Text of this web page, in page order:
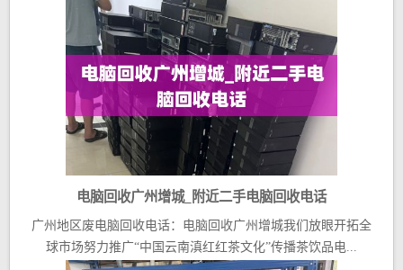
电脑回收广州增城_附近二手电脑回收电话
广州地区废电脑回收电话：电脑回收广州增城我们放眼开拓全
球市场努力推广“中国云南滇红红茶文化”传播茶饮品电...